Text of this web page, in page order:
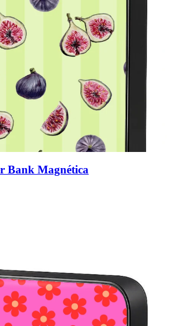
Bank Magnética